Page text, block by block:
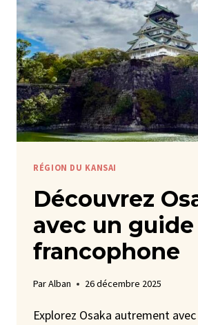
RÉGION DU KANSAI
Découvrez
avec un
francophone
ParAlban 26 décembre 2025
Explorez Osaka autrement